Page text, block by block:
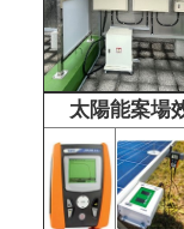
太陽能案場